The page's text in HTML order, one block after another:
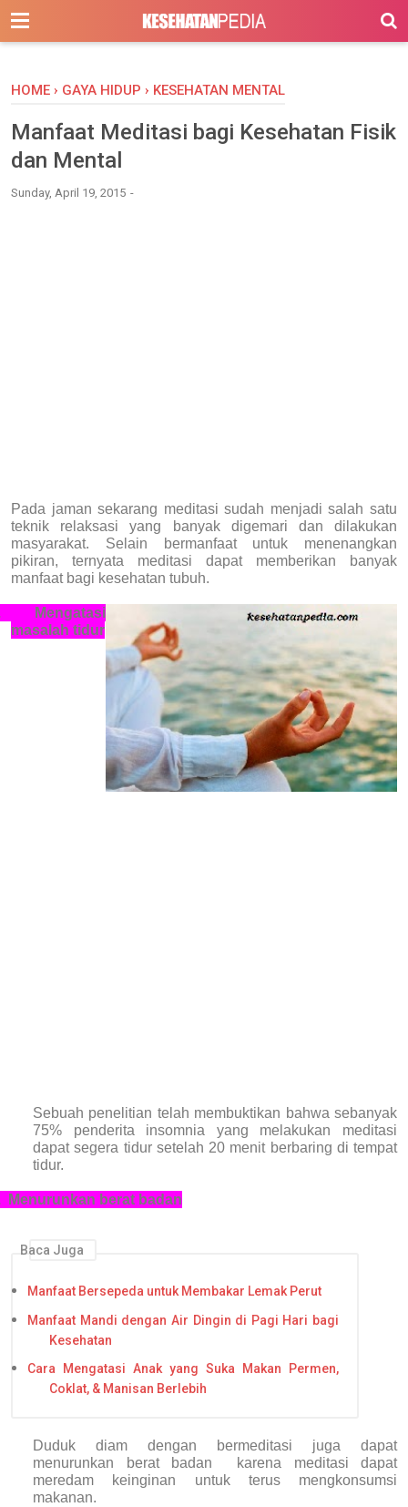
-->
HOME › GAYA HIDUP › KESEHATAN MENTAL
Manfaat Meditasi bagi Kesehatan Fisik
dan Mental
Sunday, April 19, 2015
Pada jaman sekarang meditasi sudah menjadi salah satu
teknik relaksasi yang banyak digemari dan dilakukan
masyarakat. Selain bermanfaat untuk menenangkan
pikiran, ternyata meditasi dapat memberikan banyak
manfaat bagi kesehatan tubuh.
Mengatasi
masalah tidur
Sebuah penelitian telah membuktikan bahwa sebanyak
75% penderita insomnia yang melakukan meditasi
dapat segera tidur setelah 20 menit berbaring di tempat
tidur.
Menurunkan berat badan
Baca Juga
Manfaat Bersepeda untuk Membakar Lemak Perut
Manfaat Mandi dengan Air Dingin di Pagi Hari bagi
Kesehatan
Cara Mengatasi Anak yang Suka Makan Permen,
Coklat, & Manisan Berlebih
Duduk diam dengan bermeditasi juga dapat
menurunkan berat badan
karena meditasi dapat
meredam keinginan untuk terus mengkonsumsi
makanan.